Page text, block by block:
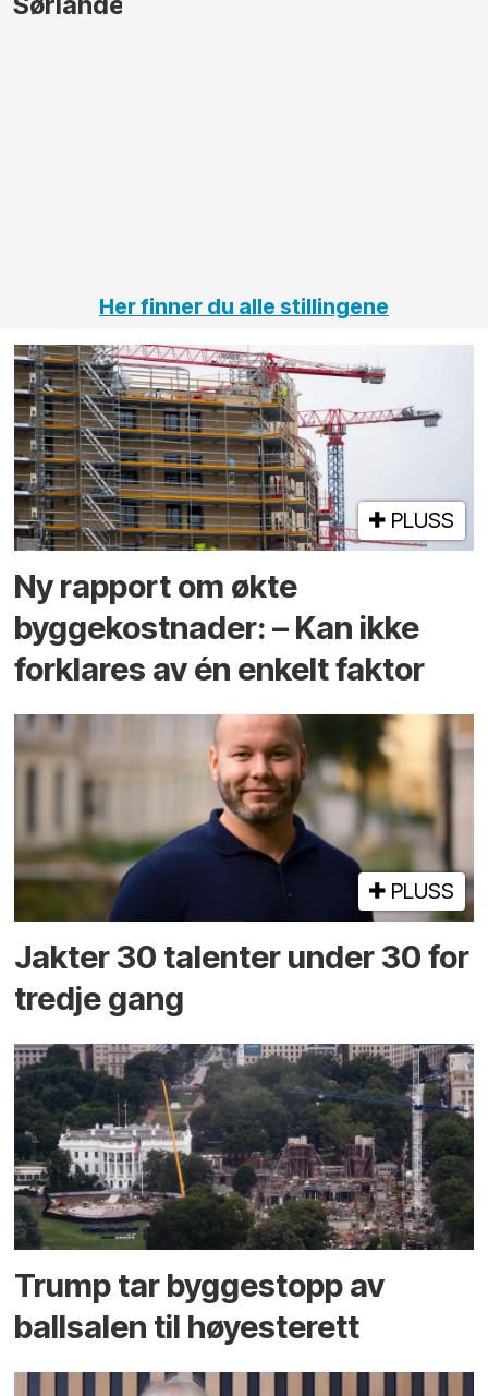
Her finner du alle stillingene
PLUSS
Ny rapport om økte
byggekostnader: – Kan ikke
forklares av én enkelt faktor
PLUSS
Jakter 30 talenter under 30 for
tredje gang
Trump tar byggestopp av
ballsalen til høyesterett